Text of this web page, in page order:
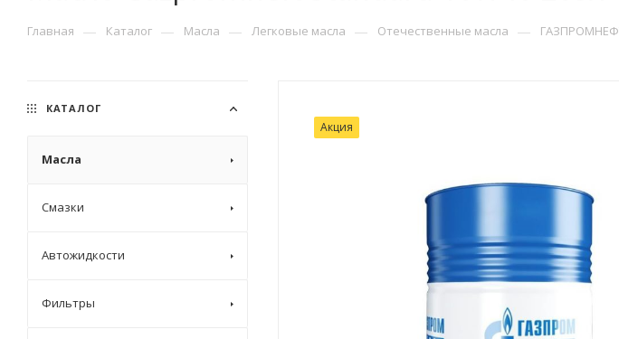
Главная — Каталог — Масла — Легковые масла — Отечественные масла —
Акция
КАТАЛОГ
Масла
Смазки
Автожидкости
Фильтры